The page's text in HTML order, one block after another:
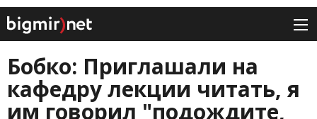
Бобко: Приглашали на
кафедру лекции читать, я
им говорил "подождите,